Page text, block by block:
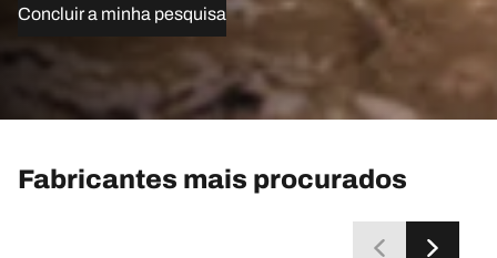
Concluir a minha pesquisa
Fabricantes mais procurados